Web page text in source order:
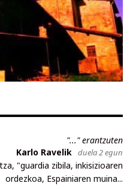
"..." erantzuten
Karlo Ravelik duela 2 egun
"guardia zibila, inkisizioaren
ordezkoa, Espainiaren muina...